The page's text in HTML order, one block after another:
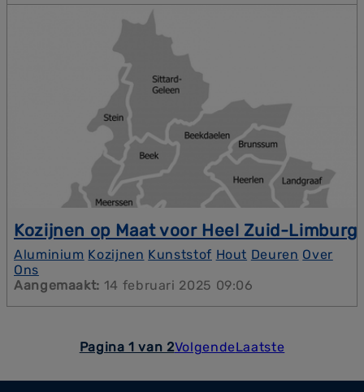
woning een frisse uitstraling, maar besparen je ook
Kozijnen op Maat voor Heel Zuid-Limburg
Zuid-Limburg kent vele woningstijlen, van
monumentale panden tot moderne nieuwbouw. Bij
SMEBO in Kerkrade bieden we precies het
aansluit op uw woonwensen.
Aluminium Kozijnen Kunststof Hout Deuren Over
Ons
Aangemaakt: 14 februari 2025 09:06
Pagina 1 van 2VolgendeLaatste